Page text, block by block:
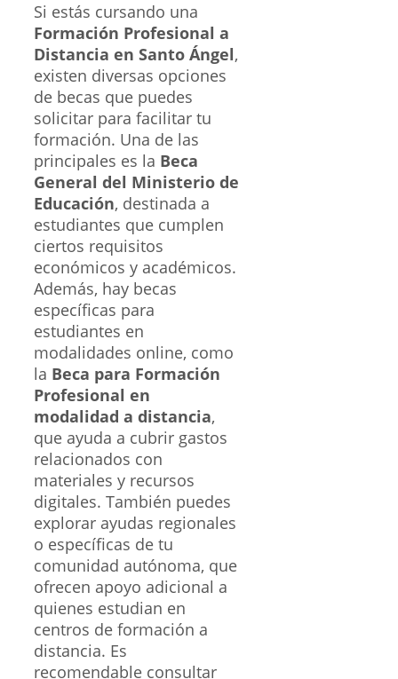
Si estás cursando una
Formación Profesional a
Distancia en Santo Ángel,
existen diversas opciones
de becas que puedes
solicitar para facilitar tu
formación. Una de las
principales es la Beca
General del Ministerio de
Educación, destinada a
estudiantes que cumplen
ciertos requisitos
económicos y académicos.
Además, hay becas
específicas para
estudiantes en
modalidades online, como
la Beca para Formación
Profesional en
modalidad a distancia,
que ayuda a cubrir gastos
relacionados con
materiales y recursos
digitales. También puedes
explorar ayudas regionales
o específicas de tu
comunidad autónoma, que
ofrecen apoyo adicional a
quienes estudian en
centros de formación a
distancia. Es
recomendable consultar